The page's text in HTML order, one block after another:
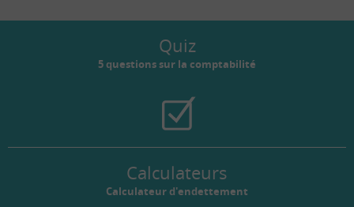
Quiz
5 questions sur la comptabilité
Calculateurs
Calculateur d'endettement